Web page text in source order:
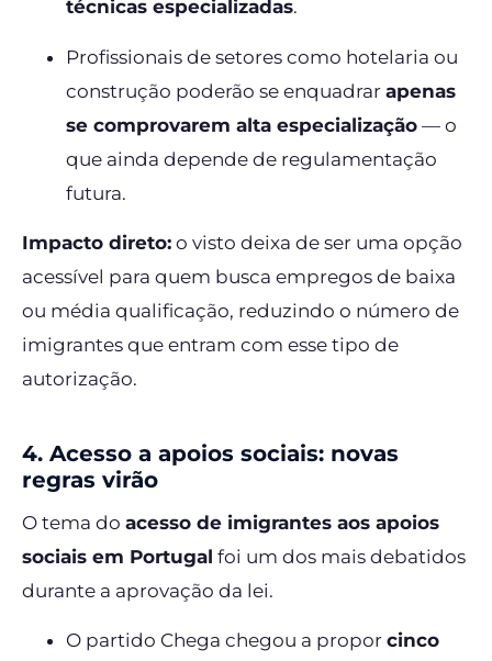
técnicas especializadas.
Profissionais de setores como hotelaria ou
construção poderão se enquadrar apenas
se comprovarem alta especialização — o
que ainda depende de regulamentação
futura.
Impacto direto: o visto deixa de ser uma opção
acessível para quem busca empregos de baixa
ou média qualificação, reduzindo o número de
imigrantes que entram com esse tipo de
autorização.
4. Acesso a apoios sociais: novas
regras virão
O tema do acesso de imigrantes aos apoios
sociais em Portugal foi um dos mais debatidos
durante a aprovação da lei.
O partido Chega chegou a propor cinco